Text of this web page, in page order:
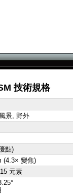
技術規格
景, 野外
點)
(4.3× 變焦)
元素